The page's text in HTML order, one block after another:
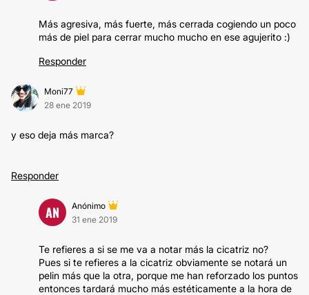
Más agresiva, más fuerte, más cerrada cogiendo un poco
más de piel para cerrar mucho mucho en ese agujerito :)
Responder
Moni77
28 ene 2019
y eso deja más marca?
Responder
AN
Anónimo
31 ene 2019
Te refieres a si se me va a notar más la cicatriz no?
Pues si te refieres a la cicatriz obviamente se notará un
pelin más que la otra, porque me han reforzado los puntos
entonces tardará mucho más estéticamente a la hora de